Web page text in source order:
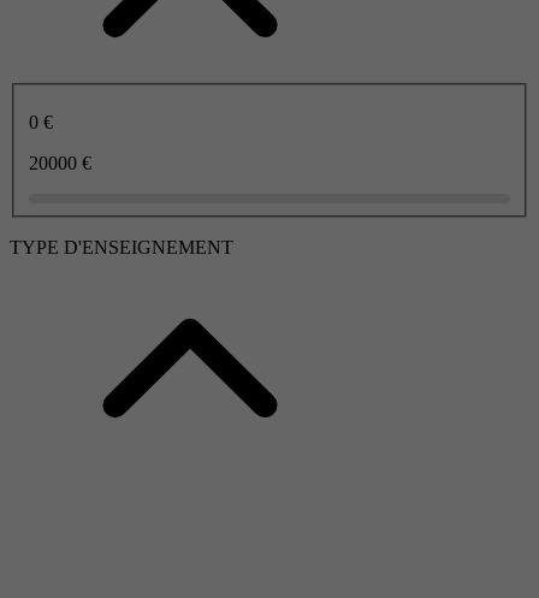
0 €
20000 €
TYPE D'ENSEIGNEMENT